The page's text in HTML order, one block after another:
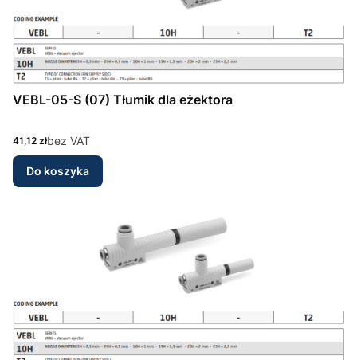
VEBL-05-S (07) Tłumik dla eżektora
Cena
41,12 złbez VAT
Do koszyka